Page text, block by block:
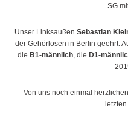
SG
Unser Linksaußen Sebastian
der Gehörlosen in Berlin geehrt.
die B1-männlich, die D1-
Von uns noch einmal